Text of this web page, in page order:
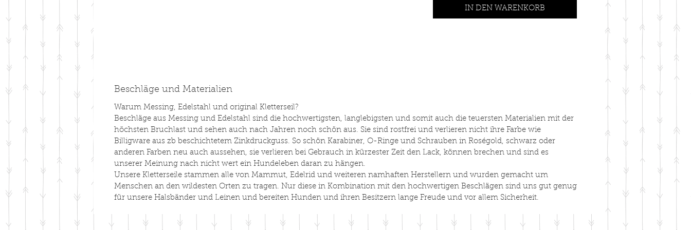
Handschlaufe, Länge offen ca 1.50m ab
IN DEN WARENKORB
Beschläge und Materialien
Warum Messing, Edelstahl und original Kletterseil?
Beschläge aus Messing und Edelstahl sind die hochwertigsten, langlebigsten und somit auch die teuersten Materialien mit der
höchsten Bruchlast und sehen auch nach Jahren noch schön aus. Sie sind rostfrei und verlieren nicht ihre Farbe wie
Billigware aus zb beschichtetem Zinkdruckguss. So schön Karabiner, O-Ringe und Schrauben in Roségold, schwarz oder
anderen Farben neu auch aussehen, sie verlieren bei Gebrauch in kürzester Zeit den Lack, können brechen und sind es
unserer Meinung nach nicht wert ein Hundeleben daran zu hängen.
Unsere Kletterseile stammen alle von Mammut, Edelrid und weiteren namhaften Herstellern und wurden gemacht um
Menschen an den wildesten Orten zu tragen. Nur diese in Kombination mit den hochwertigen Beschlägen sind uns gut genug
für unsere Halsbänder und Leinen und bereiten Hunden und ihren Besitzern lange Freude und vor allem Sicherheit.